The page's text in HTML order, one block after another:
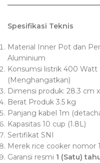
Spesifikasi Teknis
Material Inner Pot dan
Aluminium
Konsumsi listrik 400
(Menghangatkan)
Dimensi produk: 28.3 cm
Berat Produk 3.5 kg
Panjang kabel 1m
Kapasitas 10 cup (1.8L)
Sertifikat SNI
Merek rice cooker nomor
Garansi resmi 1 (Satu)